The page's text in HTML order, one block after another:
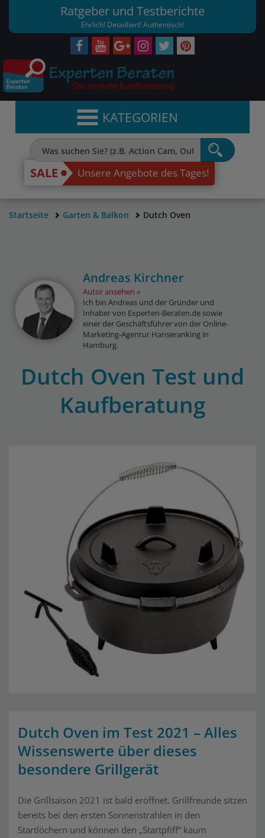
Ratgeber und Testberichte
Ehrlich! Detailliert! Authentisch!
KATEGORIEN
SALE Unsere Angebote des Tages!
Startseite Garten & Balkon Dutch Oven
Andreas Kirchner
Autor ansehen
Ich bin Andreas und der Gründer und
Inhaber von Experten-Beraten.de sowie
einer der Geschäftsführer von der Online-
Marketing-Agentur Hanseranking in
Hamburg.
Dutch Oven Test und
Kaufberatung
Dutch Oven im Test 2021 – Alles
Wissenswerte über dieses
besondere Grillgerät
Die Grillsaison 2021 ist bald eröffnet. Grillfreunde sitzen
bereits bei den ersten Sonnenstrahlen in den
Startlöchern und können den „Startpfiff“ kaum